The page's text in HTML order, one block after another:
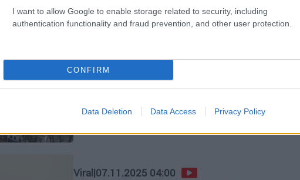
I want to allow Google to enable storage related to security, including
authentication functionality and fraud prevention, and other user protection.
CONFIRM
Data Deletion Data Access Privacy Policy
Our Network| 19.11.2025 13:30
Ψαγμένη, low budget επιλογή: Ο
ονειρικό τριήμερο
Ένα παραμυθένιο μέρος για όσους
αναζητούν κάτι το σπέσιαλ, που
παράλληλα δεν θα τους «μαδήσει»
Viral|07.11.2025 04:00